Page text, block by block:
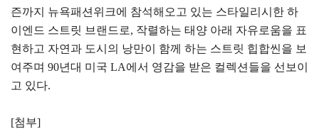
즌까지 뉴욕패션위크에 참석해오고 있는 스타일리시한 하
이엔드 스트릿 브랜드로, 작렬하는 태양 아래 자유로움을 표
현하고 자연과 도시의 낭만이 함께 하는 스트릿 힙합씬을 보
여주며 90년대 미국 LA에서 영감을 받은 컬렉션들을 선보이
고 있다.
[첨부]